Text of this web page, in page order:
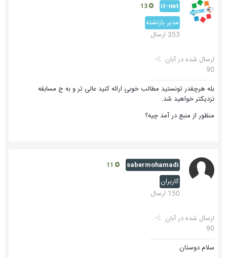
it-net
مدیر بازنشته
353 ارسال
ارسال شده درآبان
90
بله هرچقدر تونستید مطالب خوبی ارائه کنید عالی تر و به ج مسابقه
نزدیکتر خواهید شد.
منظور از منبع در آمد چیه؟
sabermohamadi
کاربران
150 ارسال
ارسال شده درآبان
90
سلام دوستان